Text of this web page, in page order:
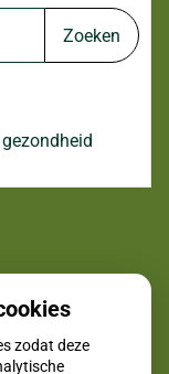
Zoeken
je verder kijkt
voorschrijven,
zodat deze